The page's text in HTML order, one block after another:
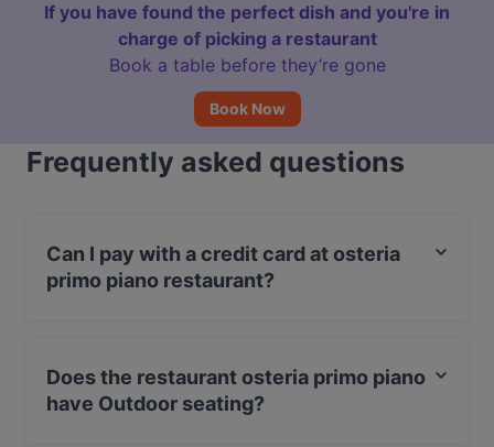
If you have found the perfect dish and you're in
charge of picking a restaurant
Book a table before they’re gone
Book Now
Frequently asked questions
Can I pay with a credit card at osteria
primo piano restaurant?
Does the restaurant osteria primo piano
have Outdoor seating?